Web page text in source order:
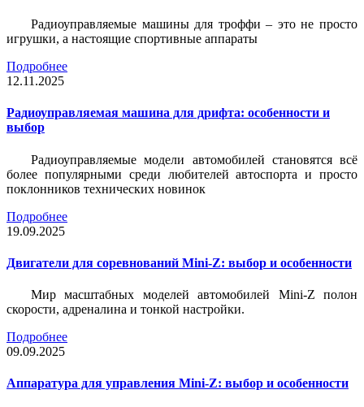
Радиоуправляемые машины для троффи – это не просто
игрушки, а настоящие спортивные аппараты
Подробнее
12.11.2025
Радиоуправляемая машина для дрифта: особенности и
выбор
Радиоуправляемые модели автомобилей становятся всё
более популярными среди любителей автоспорта и просто
поклонников технических новинок
Подробнее
19.09.2025
Двигатели для соревнований Mini-Z: выбор и особенности
Мир масштабных моделей автомобилей Mini-Z полон
скорости, адреналина и тонкой настройки.
Подробнее
09.09.2025
Аппаратура для управления Mini-Z: выбор и особенности